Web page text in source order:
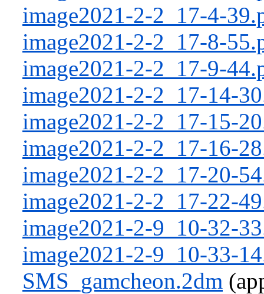
image2021-2-2_17-4-
image2021-2-2_17-8-
image2021-2-2_17-9-
image2021-2-2_17-14-
image2021-2-2_17-15-
image2021-2-2_17-16-
image2021-2-2_17-20-
image2021-2-2_17-22-
image2021-2-9_10-32-
image2021-2-9_10-33-
SMS_gamcheon.2dm